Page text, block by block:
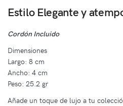
Estilo Elegante y
Cordón Incluido
Dimensiones
Largo: 8 cm
Ancho: 4 cm
Peso: 25.2 gr
Añade un toque de lujo a tu